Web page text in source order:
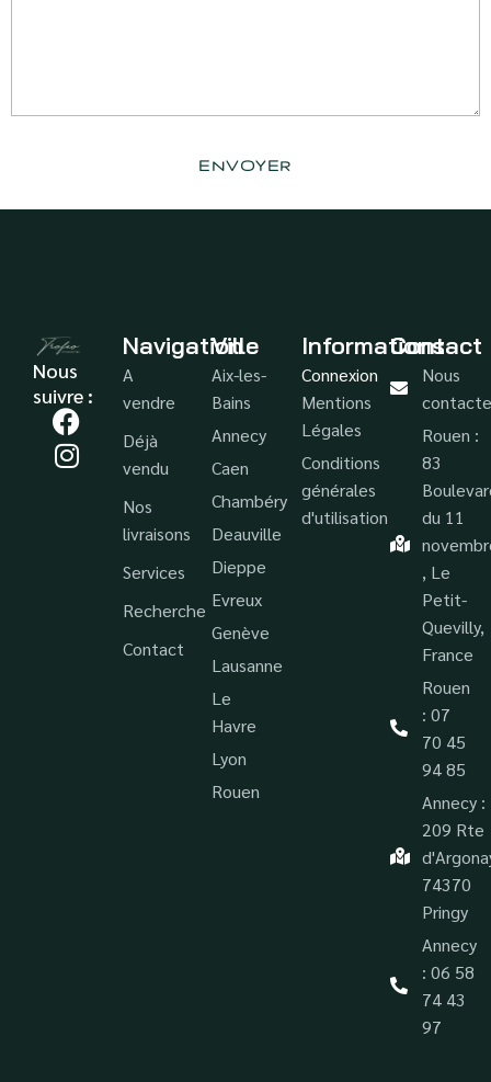
Nous
suivre :
Navigation
A
vendre
Déjà
vendu
Nos
livraisons
Services
Recherche
Contact
Ville
Aix-les-
Bains
Annecy
Caen
Chambéry
Deauville
Dieppe
Evreux
Genève
Lausanne
Le
Havre
Lyon
Rouen
Informations
Connexion
Mentions
Légales
Conditions
générales
d'utilisation
Contact
Nous
Rouen :
83
du 11
, Le
Petit-
Quevilly,
France
Rouen
: 07
70 45
94 85
Annecy :
209 Rte
74370
Pringy
Annecy
: 06 58
74 43
97